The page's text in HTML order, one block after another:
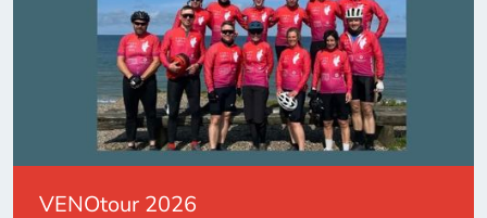
VENOtour 2026